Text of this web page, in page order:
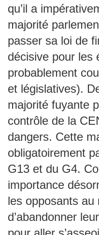
qu’il a
majorité
passer sa loi de
décisive pour les
probablement
et législatives).
majorité fuyante
contrôle de la
dangers. Cette
obligatoirement
G13 et du G4.
importance
les opposants au
d’abandonner